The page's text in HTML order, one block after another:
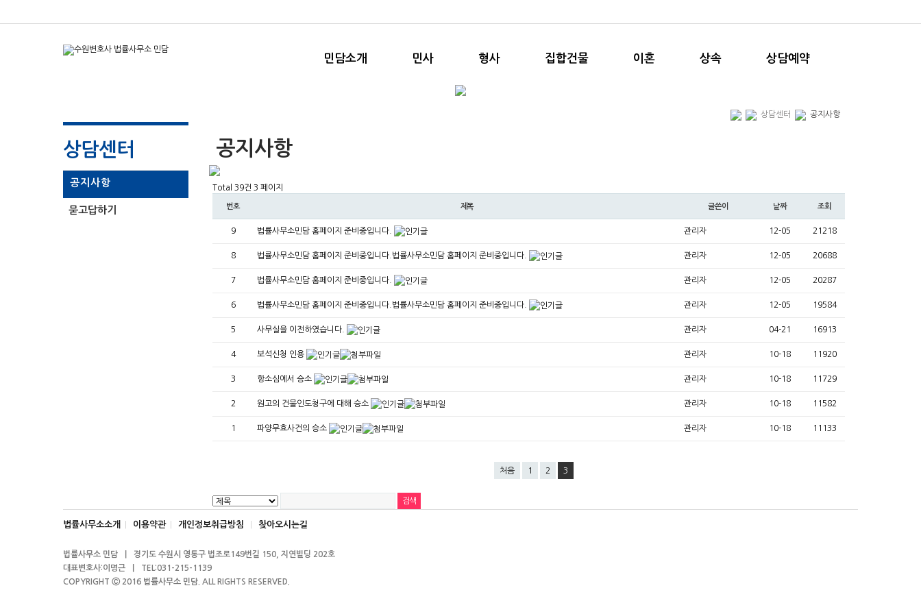
민담소개 민사 형사 집합건물 이혼 상속 상담예약
상담센터
공지사항
묻고답하기
상담센터 공지사항
공지사항
Total 39건 3 페이지
번호 제목 글쓴이 날짜 조회
9 법률사무소민담 홈페이지 준비중입니다. 관리자 12-05 21218
8 법률사무소민담 홈페이지 준비중입니다.법률사무소민담 홈페이지 준비중입니다. 관리자 12-05 20688
7 법률사무소민담 홈페이지 준비중입니다. 관리자 12-05 20287
6 법률사무소민담 홈페이지 준비중입니다.법률사무소민담 홈페이지 준비중입니다. 관리자 12-05 19584
5 사무실을 이전하였습니다. 관리자 04-21 16913
4 보석신청 인용 관리자 10-18 11920
3 항소심에서 승소 관리자 10-18 11729
2 원고의 건물인도청구에 대해 승소 관리자 10-18 11582
1 파양무효사건의 승소 관리자 10-18 11133
처음 1 2 3
법률사무소소개 이용약관| 개인정보취급방침 찾아오시는길
법률사무소 민담 ㅣ 경기도 수원시 영통구 법조로149번길 150, 지연빌딩 202호
대표변호사:이명근 ㅣ TEL:031-215-1139
COPYRIGHT Ⓒ 2016 법률사무소 민담. ALL RIGHTS RESERVED.